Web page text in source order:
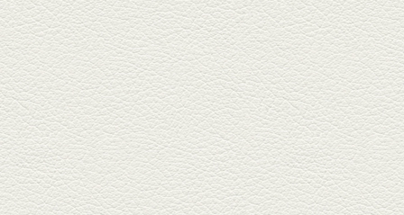
盛りの七輪焼き
酒場通りの「食楽みかげ」は、
オーナーこだわりの魚料理が味
わえ...
2025年7月25日放送
朝ごはんプレート＆かん
ぱちのカマ(塩焼き)
並木坂では珍しい朝ごはんの店
「コルハコ」で昼飲みの刻。
「銀し...
2025年7月4日放送